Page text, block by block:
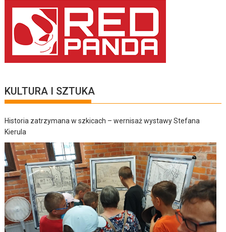
KULTURA I SZTUKA
Historia zatrzymana w szkicach – wernisaż wystawy Stefana
Kierula